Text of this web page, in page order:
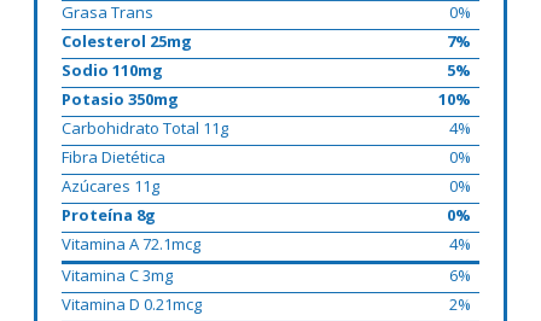
Grasa Trans
0%
Colesterol 25mg
7%
Sodio 110mg
5%
Potasio 350mg
10%
Carbohidrato Total 11g
4%
Fibra Dietética
0%
Azúcares 11g
0%
Proteína 8g
0%
Vitamina A 72.1mcg
4%
Vitamina C 3mg
6%
Vitamina D 0.21mcg
2%